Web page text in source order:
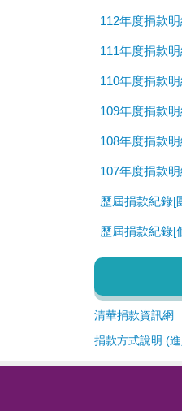
112年度捐款
111年度捐款
110年度捐款
109年度捐款
108年度捐款
107年度捐款
歷屆捐款紀錄[
歷屆捐款紀錄[
清華捐款資訊網
捐款方式說明 (